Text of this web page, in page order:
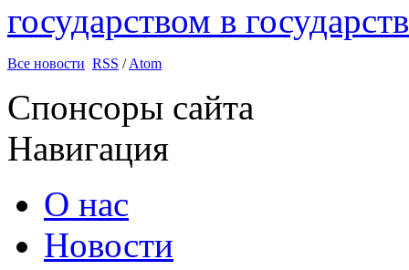
государством в
Все новости RSS /Atom
Спонсоры сайта
Навигация
О нас
Новости